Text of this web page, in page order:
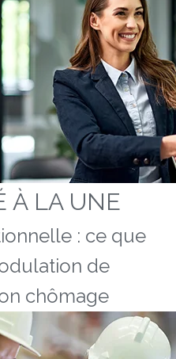
À LA UNE
: ce que
de
chômage